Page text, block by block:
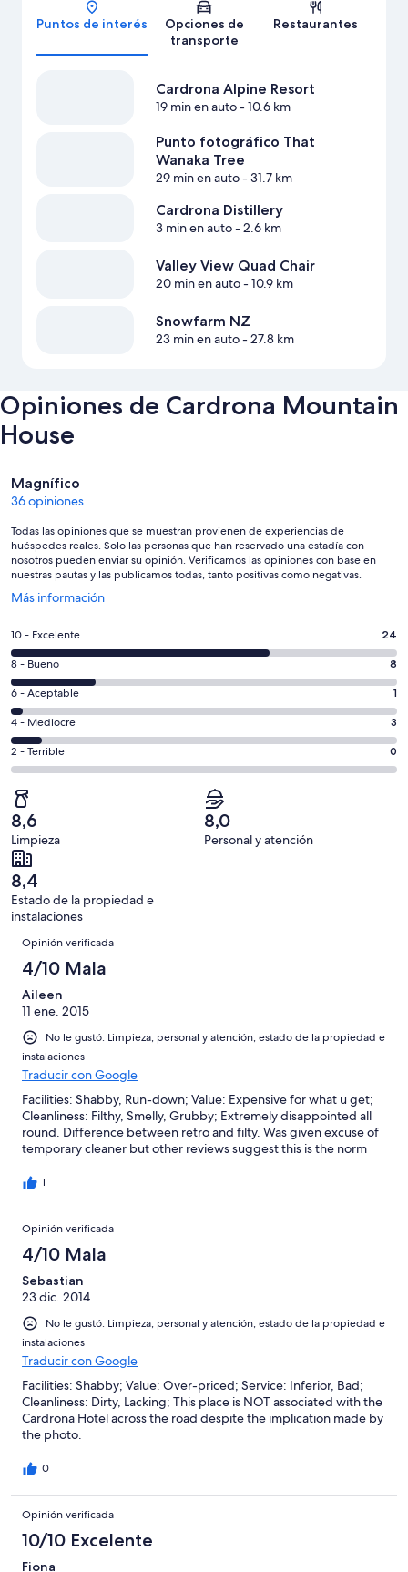
Puntos de interés
Opciones de
transporte
Restaurantes
Cardrona Alpine Resort
19 min en auto- 10.6 km
Punto fotográfico That
Wanaka Tree
29 min en auto- 31.7 km
Cardrona Distillery
3 min en auto- 2.6 km
Valley View Quad Chair
20 min en auto- 10.9 km
Snowfarm NZ
23 min en auto- 27.8 km
Opiniones de Cardrona Mountain
House
Opiniones
Magnífico
36 opiniones
Todas las opiniones que se muestran provienen de experiencias de
huéspedes reales. Solo las personas que han reservado una estadía con
nosotros pueden enviar su opinión. Verificamos las opiniones con base en
nuestras pautas y las publicamos todas, tanto positivas como negativas.
Más información
Se
en
una
nueva
ventana
Evaluación:
10
-
Excelente.
24
de
36
opiniones
10 - Excelente 24
Evaluación:
8
-
Bueno.
8
de
opiniones
8 - Bueno 8
Evaluación:
6
-
Aceptable.
1
de
36
opiniones
6 - Aceptable 1
Evaluación:
4
-
3
de
36
opiniones
4 - Mediocre 3
Evaluación:
2
-
Terrible.
0
de
36
opiniones
2 - Terrible 0
8,6
Limpieza
8,0
Personal y atención
8,4
Estado de la propiedad e
instalaciones
Opiniones
Opinión verificada
4/10 Mala
Aileen
11 ene. 2015
No le gustó: Limpieza, personal y atención, estado de la propiedad e
instalaciones
Traducir con Google
Facilities: Shabby, Run-down; Value: Expensive for what u get;
Cleanliness: Filthy, Smelly, Grubby; Extremely disappointed all
round. Difference between retro and filty. Was given excuse of
temporary cleaner but other reviews suggest this is the norm
1
Opinión verificada
4/10 Mala
Sebastian
23 dic. 2014
No le gustó: Limpieza, personal y atención, estado de la propiedad e
instalaciones
Traducir con Google
Facilities: Shabby; Value: Over-priced; Service: Inferior, Bad;
Cleanliness: Dirty, Lacking; This place is NOT associated with the
Cardrona Hotel across the road despite the implication made by
the photo.
0
Opinión verificada
10/10 Excelente
Fiona